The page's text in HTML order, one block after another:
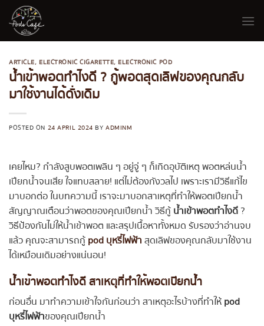
Skip
content
ARTICLE,ELECTRONIC CIGARETTE,ELECTRONIC POD
น้ำเข้าพอตทำไงดี ? กู้พอตสุดเลิฟของคุณกลับ
มาใช้งานได้ดั่งเดิม
POSTED ON 24 APRIL 2024 BYADMINM
เคยไหม? กำลังสูบพอตเพลิน ๆ อยู่จู่ ๆ ก็เกิดอุบัติเหตุ พอตหล่นน้ำ
เปียกน้ำจนเสีย ใจแทบสลาย! แต่ไม่ต้องกังวลไป เพราะเรามีวิธีแก้ไข
มาบอกต่อ ในบทความนี้ เราจะมาบอกสาเหตุที่ทำให้พอตเปียกน้ำ
สัญญาณเตือนว่าพอตของคุณเปียกน้ำ วิธีกู้น้ำเข้าพอตทำไงดี?
วิธีป้องกันไม่ให้น้ำเข้าพอต และสรุปเนื้อหาทั้งหมด รับรองว่าอ่านจบ
แล้ว คุณจะสามารถกู้pod บุหรี่ไฟฟ้าสุดเลิฟของคุณกลับมาใช้งาน
ได้เหมือนเดิมอย่างแน่นอน!
น้ำเข้าพอตทำไงดีสาเหตุที่ทำให้พอตเปียกน้ำ
ก่อนอื่น มาทำความเข้าใจกันก่อนว่า สาเหตุอะไรบ้างที่ทำให้pod
บุหรี่ไฟฟ้าของคุณเปียกน้ำ